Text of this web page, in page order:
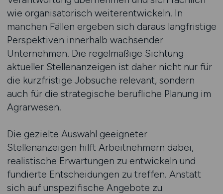
wie organisatorisch weiterentwickeln. In
manchen Fällen ergeben sich daraus langfristige
Perspektiven innerhalb wachsender
Unternehmen. Die regelmäßige Sichtung
aktueller Stellenanzeigen ist daher nicht nur für
die kurzfristige Jobsuche relevant, sondern
auch für die strategische berufliche Planung im
Agrarwesen.
Die gezielte Auswahl geeigneter
Stellenanzeigen hilft Arbeitnehmern dabei,
realistische Erwartungen zu entwickeln und
fundierte Entscheidungen zu treffen. Anstatt
sich auf unspezifische Angebote zu